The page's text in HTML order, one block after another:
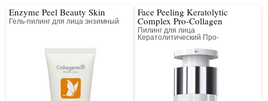
Enzyme Peel Beauty Skin
Гель-пилинг для лица энзимный
Face Peeling Keratolytic
Complex Pro-Collagen
Пилинг для лица
Кератолитический Про-